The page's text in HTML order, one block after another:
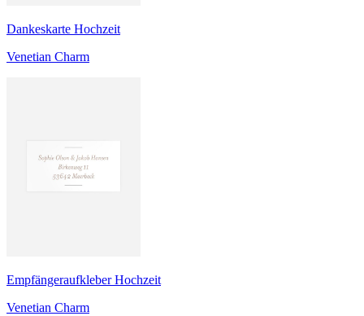
Dankeskarte Hochzeit
Venetian Charm
Empfängeraufkleber Hochzeit
Venetian Charm